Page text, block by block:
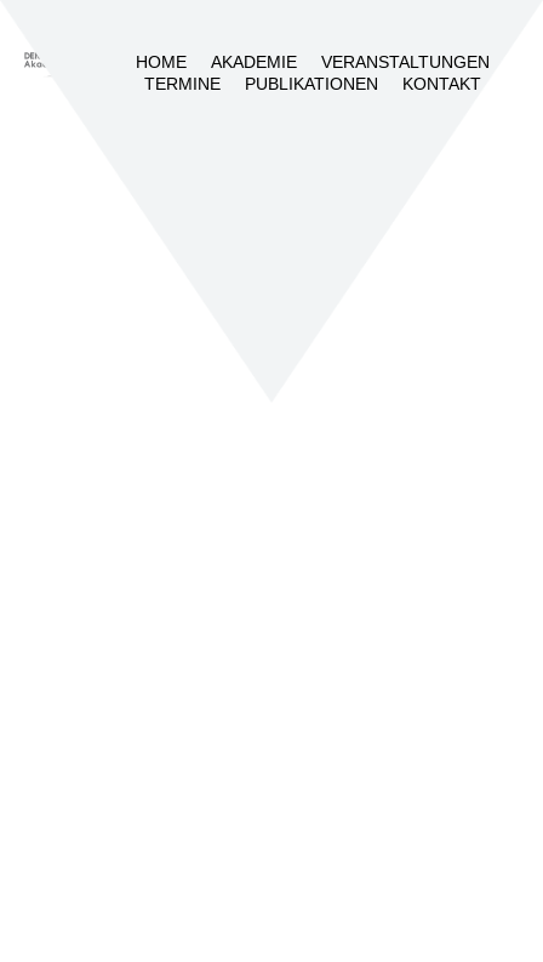
HOME AKADEMIE
VERANSTALTUNGEN
TERMINE
PUBLIKATIONEN KONTAKT